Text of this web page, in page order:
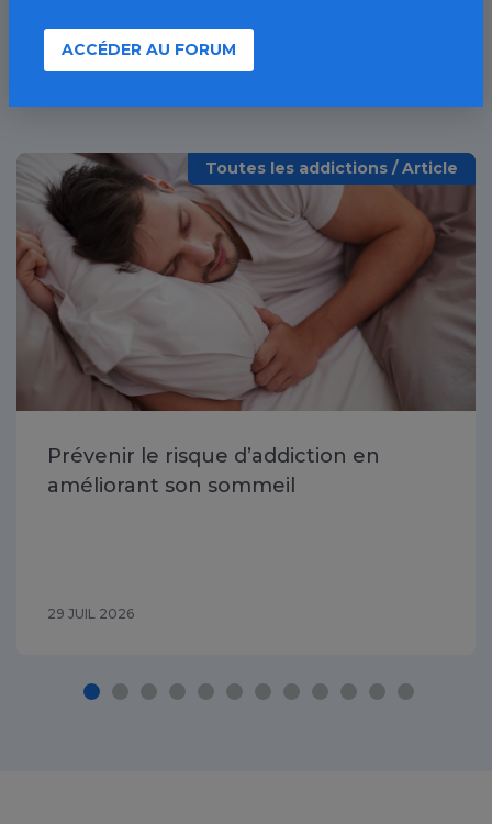
À lire aussi
Toutes les addictions / Article
Prévenir le risque d’addiction en
améliorant son sommeil
29 JUIL 2026
ACCÉDER AU FORUM